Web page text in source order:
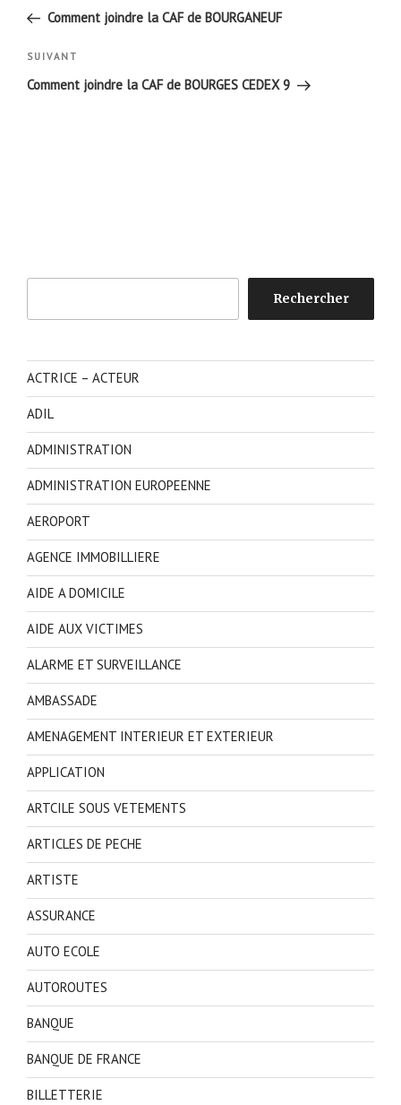
l’article
précédent
Comment joindre la CAF de BOURGANEUF
Article
suivant
SUIVANT
Comment joindre la CAF de BOURGES CEDEX 9
Rechercher
ACTRICE – ACTEUR
ADIL
ADMINISTRATION
ADMINISTRATION EUROPEENNE
AEROPORT
AGENCE IMMOBILLIERE
AIDE A DOMICILE
AIDE AUX VICTIMES
ALARME ET SURVEILLANCE
AMBASSADE
AMENAGEMENT INTERIEUR ET EXTERIEUR
APPLICATION
ARTCILE SOUS VETEMENTS
ARTICLES DE PECHE
ARTISTE
ASSURANCE
AUTO ECOLE
AUTOROUTES
BANQUE
BANQUE DE FRANCE
BILLETTERIE